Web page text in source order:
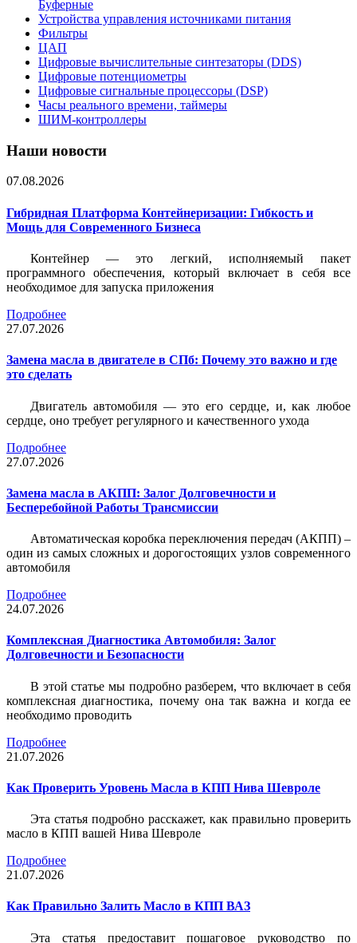
Буферные
Устройства управления источниками питания
Фильтры
ЦАП
Цифровые вычислительные синтезаторы (DDS)
Цифровые потенциометры
Цифровые сигнальные процессоры (DSP)
Часы реального времени, таймеры
ШИМ-контроллеры
Наши новости
07.08.2026
Гибридная Платформа Контейнеризации: Гибкость и
Мощь для Современного Бизнеса
Контейнер — это легкий, исполняемый пакет
программного обеспечения, который включает в себя все
необходимое для запуска приложения
Подробнее
27.07.2026
Замена масла в двигателе в СПб: Почему это важно и где
это сделать
Двигатель автомобиля — это его сердце, и, как любое
сердце, оно требует регулярного и качественного ухода
Подробнее
27.07.2026
Замена масла в АКПП: Залог Долговечности и
Бесперебойной Работы Трансмиссии
Автоматическая коробка переключения передач (АКПП) –
один из самых сложных и дорогостоящих узлов современного
автомобиля
Подробнее
24.07.2026
Комплексная Диагностика Автомобиля: Залог
Долговечности и Безопасности
В этой статье мы подробно разберем, что включает в себя
комплексная диагностика, почему она так важна и когда ее
необходимо проводить
Подробнее
21.07.2026
Как Проверить Уровень Масла в КПП Нива Шевроле
Эта статья подробно расскажет, как правильно проверить
масло в КПП вашей Нива Шевроле
Подробнее
21.07.2026
Как Правильно Залить Масло в КПП ВАЗ
Эта статья предоставит пошаговое руководство по